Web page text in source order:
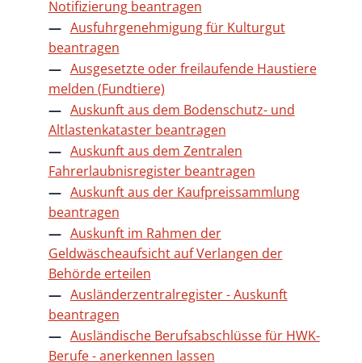
Notifizierung beantragen
Ausfuhrgenehmigung für Kulturgut
beantragen
Ausgesetzte oder freilaufende Haustiere
melden (Fundtiere)
Auskunft aus dem Bodenschutz- und
Altlastenkataster beantragen
Auskunft aus dem Zentralen
Fahrerlaubnisregister beantragen
Auskunft aus der Kaufpreissammlung
beantragen
Auskunft im Rahmen der
Geldwäscheaufsicht auf Verlangen der
Behörde erteilen
Ausländerzentralregister - Auskunft
beantragen
Ausländische Berufsabschlüsse für HWK-
Berufe - anerkennen lassen